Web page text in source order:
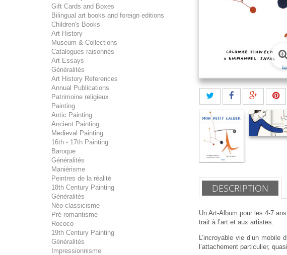
Gift Cards and Boxes
Bilingual art books and foreign editions
Children's Books
Art History
Museum & Collections
Catalogues raisonnés
Art Essays
Généralités
Art History References
Annual Publications
Patrimoine religieux
Painting
Antic Painting
Ancient Painting
Medieval Painting
16th - 17th Painting
Baroque
Généralités
Maniérisme
Peintres de la réalité
18th Century Painting
Généralités
Néo-classicisme
Pré-romantisme
Rococo
19th Century Painting
Généralités
Impressionnisme
DESCRIPTION
Un Art-Album pour les 4-7
trait à l’art et aux artistes.
L’incroyable vie d’un
l’attachement particulier,